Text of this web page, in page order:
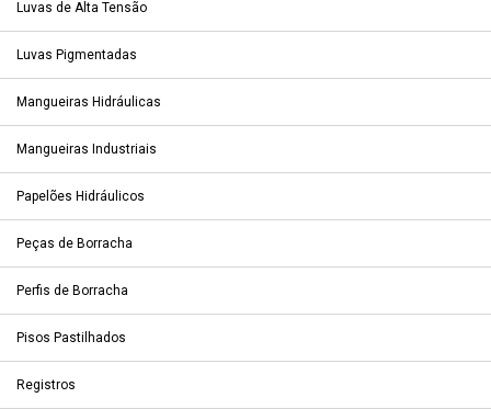
Luvas de Alta Tensão
Luvas Pigmentadas
Mangueiras Hidráulicas
Mangueiras Industriais
Papelões Hidráulicos
Peças de Borracha
Perfis de Borracha
Pisos Pastilhados
Registros